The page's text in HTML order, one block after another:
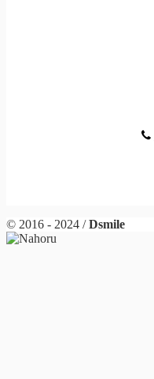
© 2016 - 2024 /Dsmile